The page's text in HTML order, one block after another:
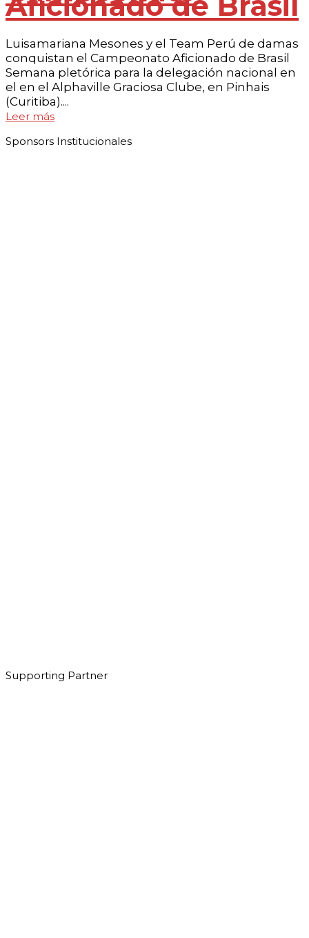
Luisamariana Mesones y el Team Perú de damas
conquistan el Campeonato Aficionado de Brasil
Semana pletórica para la delegación nacional en
el en el Alphaville Graciosa Clube, en Pinhais
(Curitiba)....
Leer más
Sponsors Institucionales
Supporting Partner